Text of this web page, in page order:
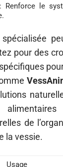
: Renforce le
spécialisée
pour des
de
la vessie.
Usage